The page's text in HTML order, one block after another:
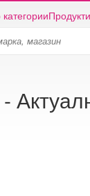
Продукти